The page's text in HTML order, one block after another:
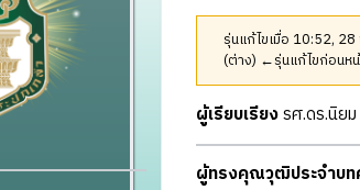
รุ่นแก้ไขเมื่อ 10:52,
(ต่าง) ←รุ่นแก้ไขก่อนห
ผู้เรียบเรียงรศ.ดร.นิย
ผู้ทรงคุณวุฒิประจำบท